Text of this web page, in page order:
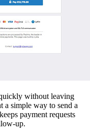
without leaving
a simple way to send a
payment requests